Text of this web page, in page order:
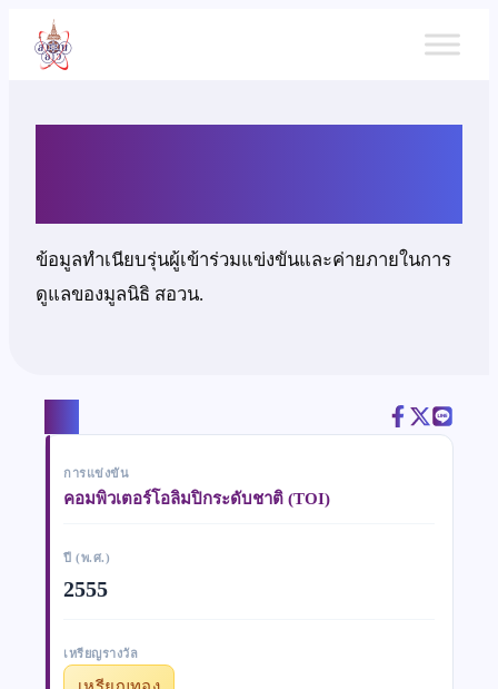
เนื้อหา
ข้อมูลทำเนียบรุ่นผู้เข้าร่วมแข่งขันและค่ายภายในการ
ดูแลของมูลนิธิ สอวน.
การแข่งขัน
คอมพิวเตอร์โอลิมปิกระดับชาติ (TOI)
ปี (พ.ศ.)
2555
เหรียญรางวัล